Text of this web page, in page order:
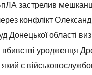
застрелив
конфлікт
Донецької області
уродженця
є